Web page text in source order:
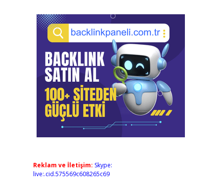
Reklam ve İletişim: Skype:
live:.cid.575569c608265c69